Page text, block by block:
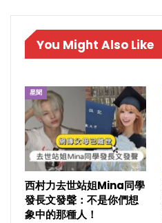
You Might Also Like
星聞
西村力去世站姐Mina同學
發長文發聲：不是你們想
象中的那種人！